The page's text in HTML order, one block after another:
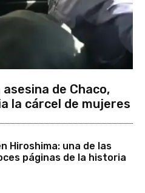
de Chaco,
la cárcel de mujeres
Hiroshima: una de las
páginas de la historia